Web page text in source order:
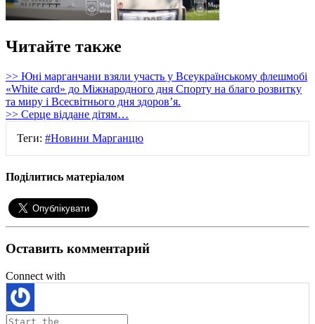
Читайте также
>> Юні марганчани взяли участь у Всеукраїнському флешмобі
«White card» до Міжнародного дня Спорту на благо розвитку
та миру і Всесвітнього дня здоров’я.
>> Серце віддане дітям…
Теги: #Новини Марганцю
Поділитись матеріалом
Оставить комментарий
Connect with